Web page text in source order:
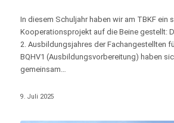
In diesem Schuljahr haben wir am TBKF ein
Kooperationsprojekt auf die Beine gestellt:
2. Ausbildungsjahres der Fachangestellten
BQHV1 (Ausbildungsvorbereitung) haben
gemeinsam…
9. Juli 2025